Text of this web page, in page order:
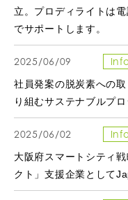
立。プロディライトは
でサポートします。
2025/06/09
社員発案の脱炭素への
り組むサステナブルプ
2025/06/02
大阪府スマートシティ
クト」支援企業として